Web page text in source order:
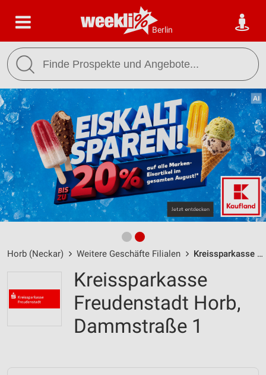
Berlin
Horb (Neckar) Weitere Geschäfte Filialen Kreissparkasse Freudenstadt Horb / Dammstraße 1 - Öffnungszeiten & Adresse
Kreissparkasse
Freudenstadt Horb,
Dammstraße 1